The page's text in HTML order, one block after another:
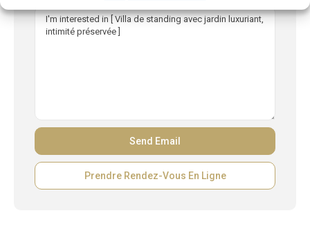
Prendre Rendez-Vous En Ligne